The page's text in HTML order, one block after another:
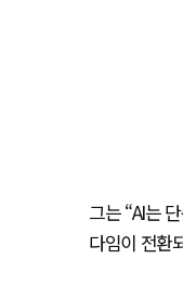
그는 “AI는
다임이 전환